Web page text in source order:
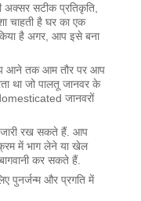
सटीक प्रतिकृति,
चाहती है घर का एक
है अगर, आप इसे बना
आने तक आम तौर पर आप
था जो पालतू जानवर के
जानवरों
जारी रख सकते हैं. आप
में भाग लेने या खेल
कर सकते हैं.
पुनर्जन्म और प्रगति में